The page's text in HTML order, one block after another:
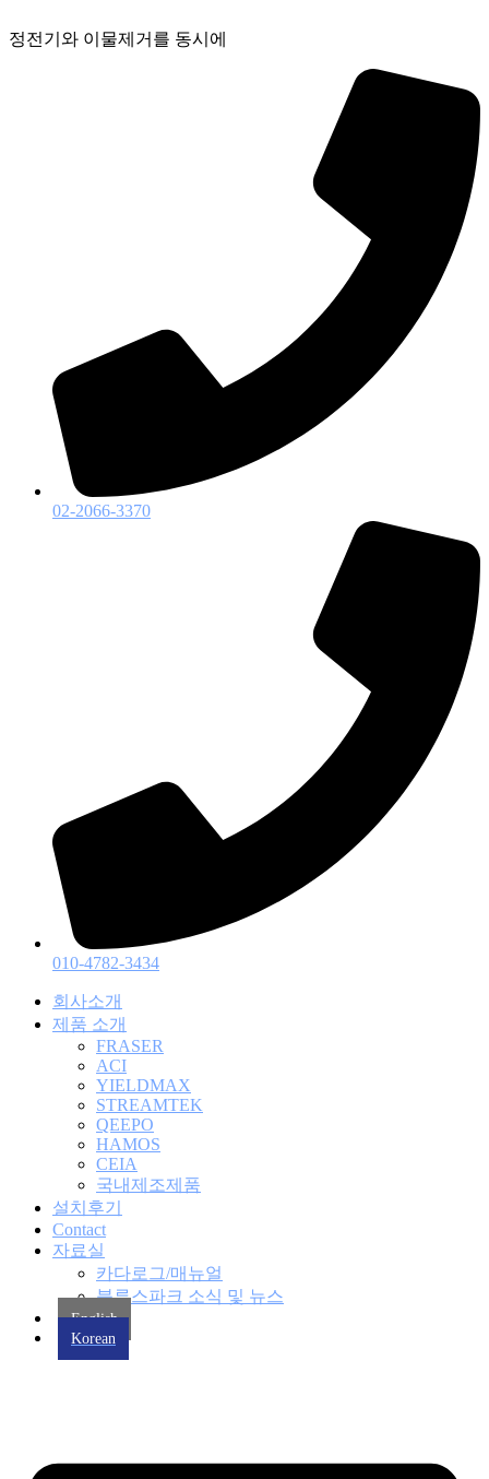
텐
정전기와 이물제거를 동시에
02-2066-3370
010-4782-3434
회사소개
제품 소개
FRASER
ACI
YIELDMAX
STREAMTEK
QEEPO
HAMOS
CEIA
국내제조제품
설치후기
Contact
자료실
카다로그/매뉴얼
블루스파크 소식 및 뉴스
English
Korean